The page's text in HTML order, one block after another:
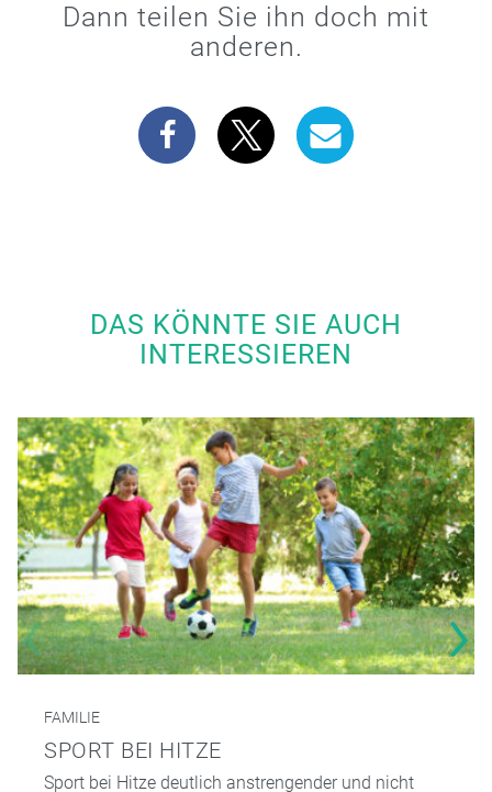
Dann teilen Sie ihn doch mit
anderen.
DAS KÖNNTE SIE AUCH
INTERESSIEREN
FAMILIE
SPORT BEI HITZE
Sport bei Hitze deutlich anstrengender und nicht